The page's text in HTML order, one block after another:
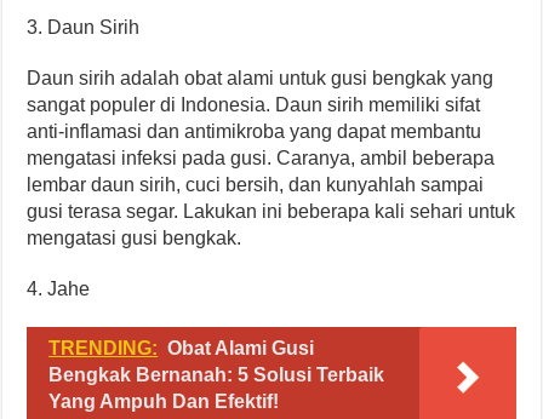
3. Daun Sirih
Daun sirih adalah obat alami untuk gusi bengkak yang
sangat populer di Indonesia. Daun sirih memiliki sifat
anti-inflamasi dan antimikroba yang dapat membantu
mengatasi infeksi pada gusi. Caranya, ambil beberapa
lembar daun sirih, cuci bersih, dan kunyahlah sampai
gusi terasa segar. Lakukan ini beberapa kali sehari untuk
mengatasi gusi bengkak.
4. Jahe
TRENDING: Obat Alami Gusi
Bengkak Bernanah: 5 Solusi Terbaik
Yang Ampuh Dan Efektif!